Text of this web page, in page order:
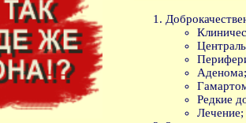
Редкие
Лечение;